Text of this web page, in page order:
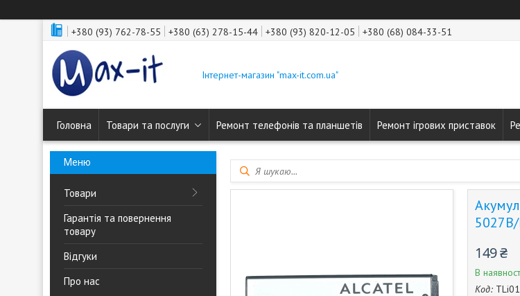
+380 (93) 762-78-55 +380 (63) 278-15-44 +380 (93) 820-12-05 +380 (68) 084-33-51
Інтернет-магазин "max-it.com.ua"
Головна Товари та послуги Ремонт телефонів та планшетів Ремонт ігрових приставок
Товари
Гарантія та повернення
товару
Відгуки
Про нас
149 ₴
В
Код: